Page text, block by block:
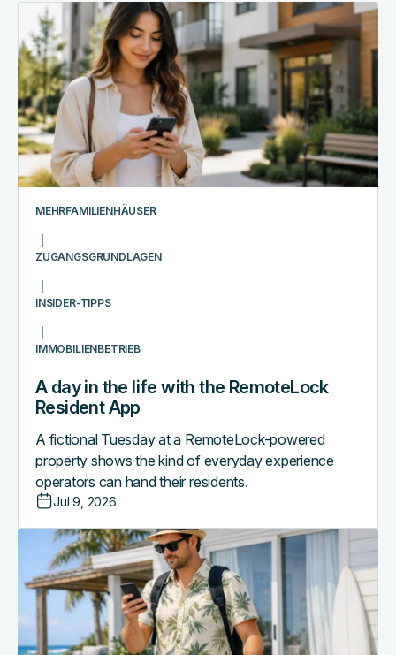
MEHRFAMILIENHÄUSER
ZUGANGSGRUNDLAGEN
INSIDER-TIPPS
IMMOBILIENBETRIEB
A day in the life with the RemoteLock
Resident App
A fictional Tuesday at a RemoteLock-powered
property shows the kind of everyday experience
operators can hand their residents.
Jul 9, 2026
day
in
the
life
with
the
RemoteLock
Resident
Introducing
Guest
Experience
App:
one